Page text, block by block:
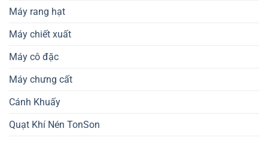
Máy rang hạt
Máy chiết xuất
Máy cô đặc
Máy chưng cất
Cánh Khuấy
Quạt Khí Nén TonSon